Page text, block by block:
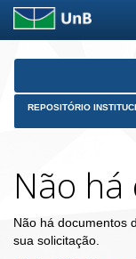
Skip
REPOSITÓRIO
Não
Não há documentos
sua solicitação.